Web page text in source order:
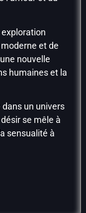
exploration
et de
nouvelle
humaines et la
un univers
se mêle à
sensualité à